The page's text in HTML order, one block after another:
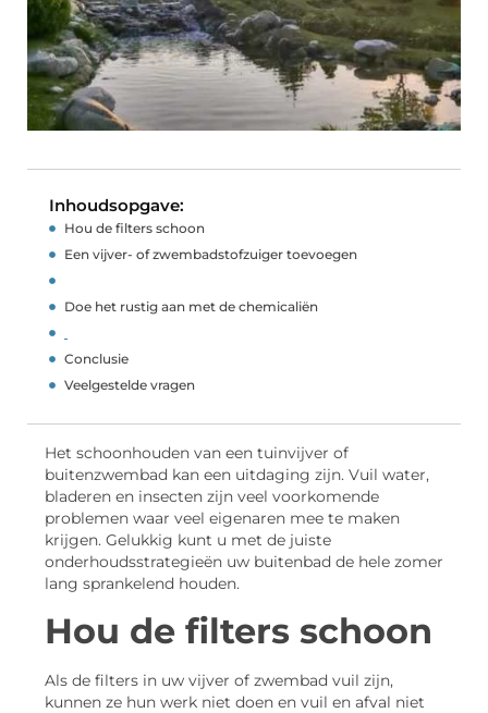
Inhoudsopgave:
Hou de filters schoon
Een vijver- of zwembadstofzuiger toevoegen
Doe het rustig aan met de chemicaliën
Conclusie
Veelgestelde vragen
Het schoonhouden van een tuinvijver of
buitenzwembad kan een uitdaging zijn. Vuil water,
bladeren en insecten zijn veel voorkomende
problemen waar veel eigenaren mee te maken
krijgen. Gelukkig kunt u met de juiste
onderhoudsstrategieën uw buitenbad de hele zomer
lang sprankelend houden.
Hou de filters schoon
Als de filters in uw vijver of zwembad vuil zijn,
kunnen ze hun werk niet doen en vuil en afval niet